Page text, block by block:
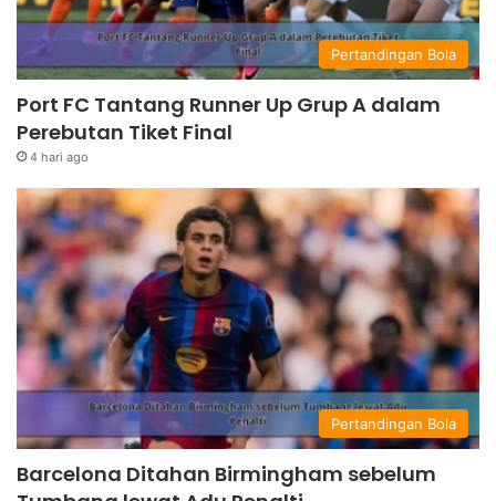
Pertandingan Bola
Port FC Tantang Runner Up Grup A dalam
Perebutan Tiket Final
4 hari ago
Pertandingan Bola
Barcelona Ditahan Birmingham sebelum